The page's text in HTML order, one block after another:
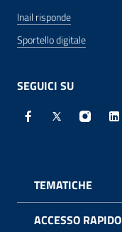
Inail risponde
Sportello digitale
SEGUICI SU
Facebook - Sito
X - Sito
TEMATICHE
ACCESSO RAPIDO